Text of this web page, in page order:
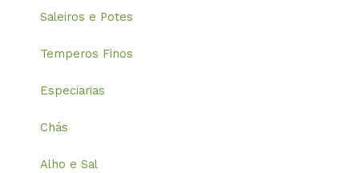
Saleiros e Potes
Temperos Finos
Especiarias
Chás
Alho e Sal